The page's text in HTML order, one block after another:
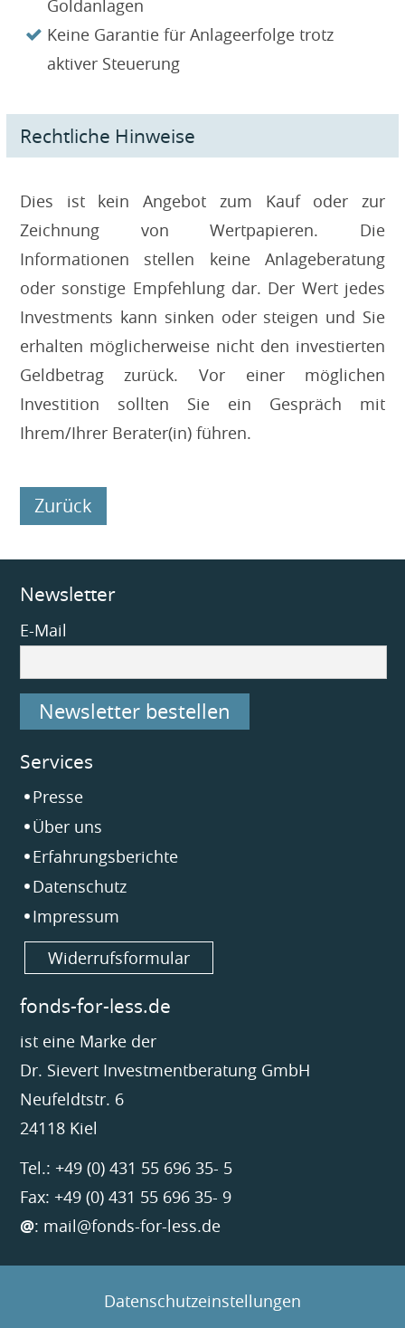
Goldanlagen
Keine Garantie für Anlageerfolge trotz
aktiver Steuerung
Rechtliche Hinweise
Dies ist kein Angebot zum Kauf oder zur
Zeichnung von Wertpapieren. Die
Informationen stellen keine Anlageberatung
oder sonstige Empfehlung dar. Der Wert jedes
Investments kann sinken oder steigen und Sie
erhalten möglicherweise nicht den investierten
Geldbetrag zurück. Vor einer möglichen
Investition sollten Sie ein Gespräch mit
Ihrem/Ihrer Berater(in) führen.
Zurück
Newsletter
E-Mail
Newsletter bestellen
Services
Navigation
überspringen
Presse
Über uns
Erfahrungsberichte
Datenschutz
Impressum
Widerrufsformular
fonds-for-less.de
ist eine Marke der
Dr. Sievert Investmentberatung GmbH
Neufeldtstr. 6
24118 Kiel
Tel.: +49 (0) 431 55 696 35- 5
Fax: +49 (0) 431 55 696 35- 9
@: mail@fonds-for-less.de
Datenschutzeinstellungen